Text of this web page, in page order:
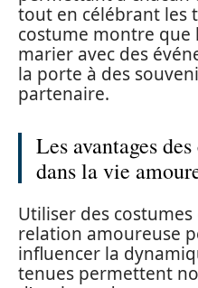
tout en célébrant les
costume montre que
marier avec des
la porte à des
partenaire.
Les avantages
dans la vie
Utiliser des
relation amoureuse
influencer la
tenues permettent